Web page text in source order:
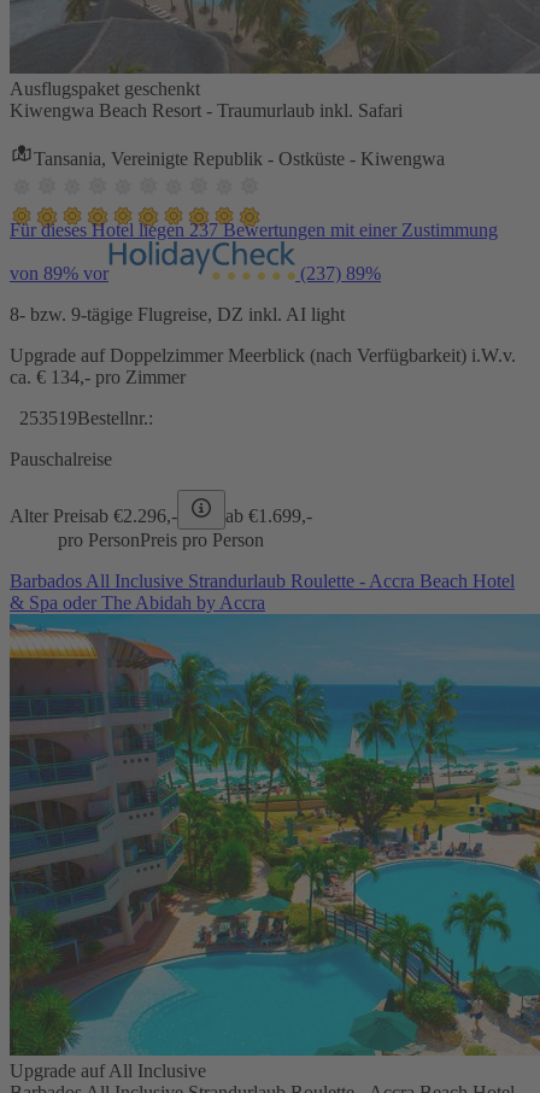
Ausflugspaket geschenkt
Kiwengwa Beach Resort - Traumurlaub inkl. Safari
Tansania, Vereinigte Republik - Ostküste - Kiwengwa
Für dieses Hotel liegen 237 Bewertungen mit einer Zustimmung
von 89% vor (237) 89%
8- bzw. 9-tägige Flugreise, DZ inkl. AI light
Upgrade auf Doppelzimmer Meerblick (nach Verfügbarkeit) i.W.v.
ca. € 134,- pro Zimmer
253519Bestellnr.:
Pauschalreise
Alter Preisab €2.296,- ab €1.699,-
pro PersonPreis pro Person
Barbados All Inclusive Strandurlaub Roulette - Accra Beach Hotel
& Spa oder The Abidah by Accra
Upgrade auf All Inclusive